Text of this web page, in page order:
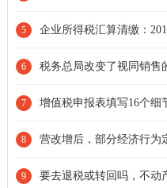
5 企业所得税汇算清缴：
6 税务总局改变了视同销售
7 增值税申报表填写16个细
8 营改增后，部分经济行为
9 要去退税或转回吗，不动